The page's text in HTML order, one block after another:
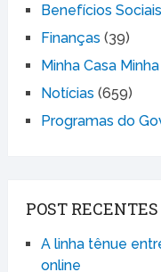
Benefícios Sociais
Finanças (39)
Minha Casa
Notícias (659)
Programas do
POST RECENTES
A linha tênue
online